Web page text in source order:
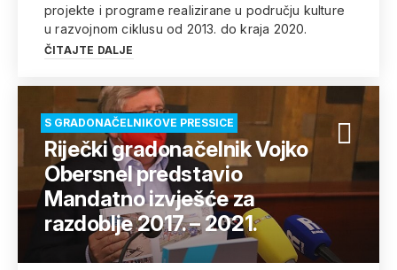
projekte i programe realizirane u području kulture
u razvojnom ciklusu od 2013. do kraja 2020.
ČITAJTE DALJE
S GRADONAČELNIKOVE PRESSICE
Riječki gradonačelnik Vojko
Obersnel predstavio
Mandatno izvješće za
razdoblje 2017. – 2021.